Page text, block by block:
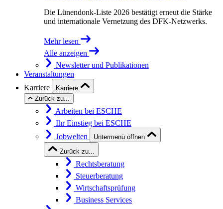
Die Lünendonk-Liste 2026 bestätigt erneut die Stärke
und internationale Vernetzung des DFK-Netzwerks.
Mehr lesen
Alle anzeigen
Newsletter und Publikationen
Veranstaltungen
Karriere
Karriere
Zurück zu...
Arbeiten bei ESCHE
Ihr Einstieg bei ESCHE
Jobwelten
Untermenü öffnen
Zurück zu...
Rechtsberatung
Steuerberatung
Wirtschaftsprüfung
Business Services